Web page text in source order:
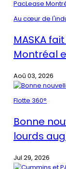
Au cœur de
MASKA
Montréal
Aoû 03, 2026
Flotte 360°
Bonne
lourds
Jul 29, 2026